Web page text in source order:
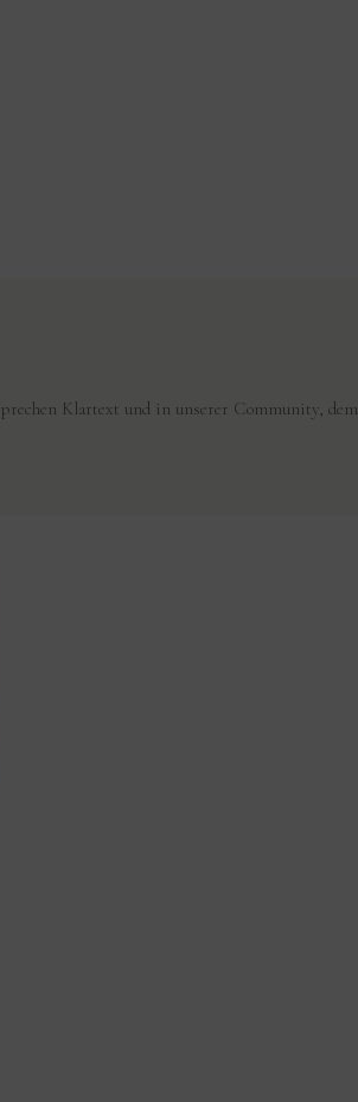
Klartext und in unserer Community, dem